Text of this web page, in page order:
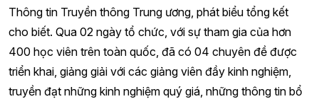
Thông tin Truyền thông Trung ương, phát biểu tổng kết
cho biết. Qua 02 ngày tổ chức, với sự tham gia của hơn
400 học viên trên toàn quốc, đã có 04 chuyên đề được
triển khai, giảng giải với các giảng viên đầy kinh nghiệm,
truyền đạt những kinh nghiệm quý giá, những thông tin bổ